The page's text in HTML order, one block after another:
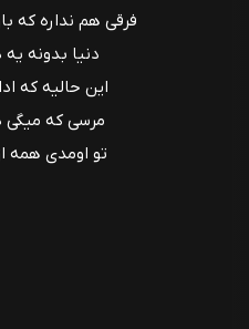
فرقی هم نداره که
دنیا بدونه
این حالیه که
مرسی که میگی
تو اومدی همه